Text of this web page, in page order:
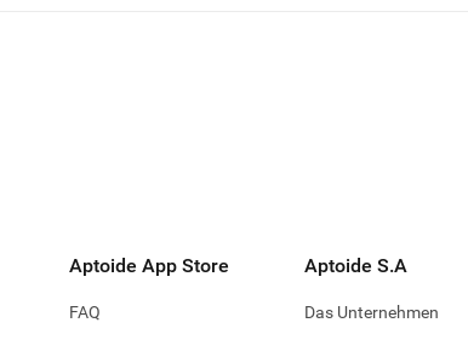
Aptoide App Store
FAQ
Aptoide S.A
Das Unternehmen